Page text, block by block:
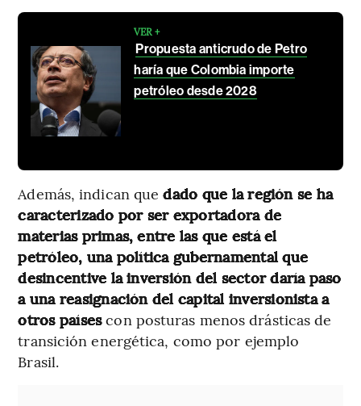
VER +
Propuesta anticrudo de Petro
haría que Colombia importe
petróleo desde 2028
Además, indican quedado que la región se ha
caracterizado por ser exportadora de
materias primas, entre las que está el
petróleo, una política gubernamental que
desincentive la inversión del sector daría paso
a una reasignación del capital inversionista a
otros paísescon posturas menos drásticas de
transición energética, como por ejemplo
Brasil.